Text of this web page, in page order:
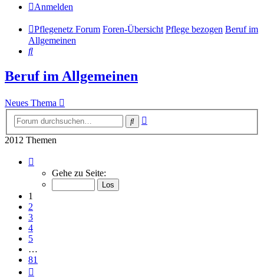
Anmelden
Pflegenetz Forum Foren-Übersicht Pflege bezogen Beruf im
Allgemeinen
Suche
Beruf im Allgemeinen
Neues Thema
Suche
2012 Themen
von
Gehe zu Seite:
1
2
3
4
5
…
81